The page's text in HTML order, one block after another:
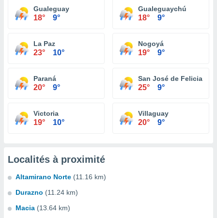
Gualeguay
18° 9°
Gualeguaychú
18° 9°
La Paz
23° 10°
Nogoyá
19° 9°
Paraná
20° 9°
San José de Feliciano
25° 9°
Victoria
19° 10°
Villaguay
20° 9°
Localités à proximité
Altamirano Norte (11.16 km)
Durazno (11.24 km)
Macia (13.64 km)